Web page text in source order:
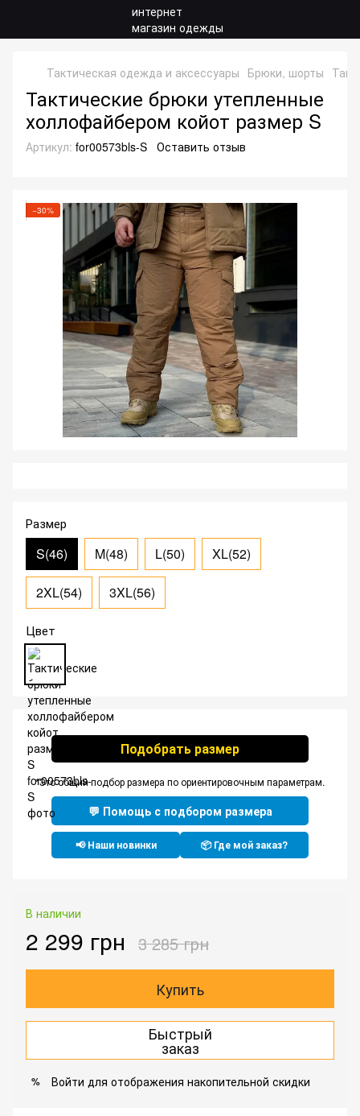
Тактическая одежда и аксессуары Брюки, шорты
Тактические брюки утепленные
холлофайбером койот размер S
Артикул: for00573bls-S Оставить отзыв
−30%
Размер
S(46) M(48) L(50) XL(52)
2XL(54) 3XL(56)
Цвет
Подобрать размер
*Это общий подбор размера по ориентировочным параметрам.
💬 Помощь с подбором размера
📢 Наши новинки 📦 Где мой заказ?
В наличии
2 299 грн 3 285 грн
Купить
Быстрый
заказ
% Войти для отображения накопительной скидки